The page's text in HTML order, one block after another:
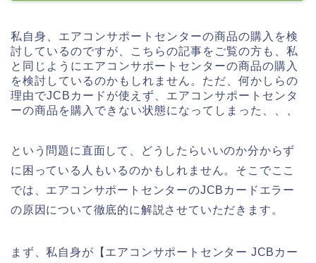
私自身、エアコンサポートセンターの商品の購入を検
討しているのですが、こちらの記事をご覧の方も、私
と同じようにエアコンサポートセンターの商品の購入
を検討しているのかもしれません。ただ、何かしらの
理由でJCBカードが使えず、エアコンサポートセンタ
ーの商品を購入できない状態になってしまった、、、
という問題に直面して、どうしたらいいのか分からず
に困っている人もいるのかもしれません。そこでここ
では、エアコンサポートセンターのJCBカードエラー
の原因について徹底的に解説させていただきます。
まず、私自身が【エアコンサポートセンター JCBカー